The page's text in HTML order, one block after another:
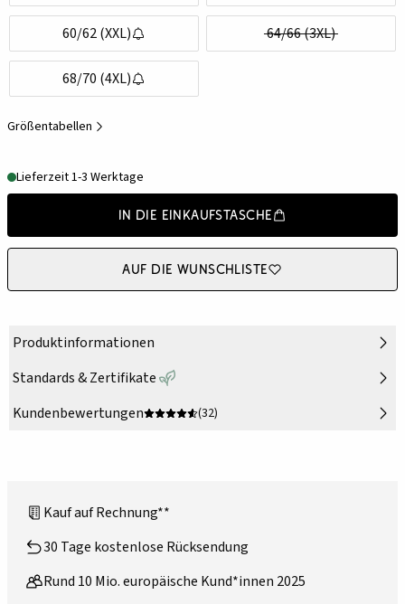
60/62 (XXL) 64/66 (3XL)
68/70 (4XL)
Größentabellen
Lieferzeit 1-3 Werktage
In die Einkaufstasche
Auf die Wunschliste
Produktinformationen
Standards & Zertifikate
Kundenbewertungen
(32)
Kauf auf Rechnung**
30 Tage kostenlose Rücksendung
Rund 10 Mio. europäische Kund*innen 2025